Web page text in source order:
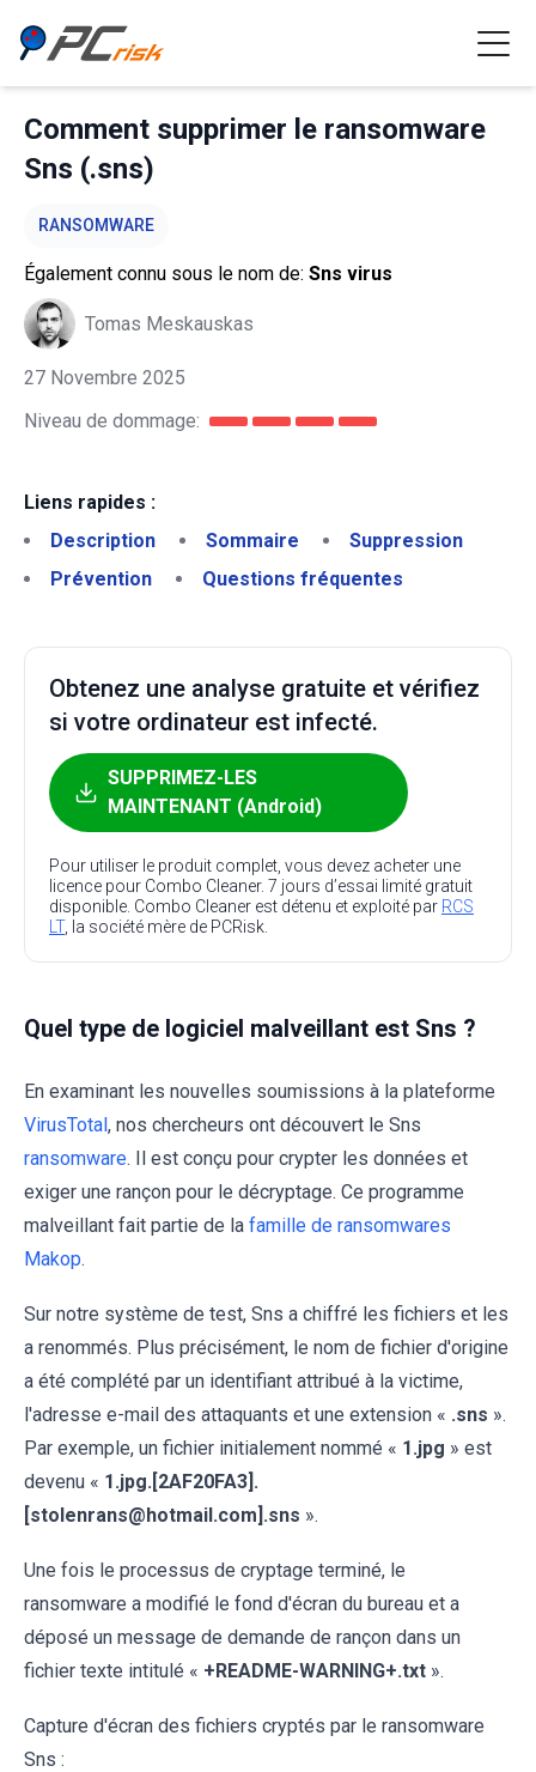
Comment supprimer le ransomware
Sns (.sns)
RANSOMWARE
Également connu sous le nom de: Sns virus
Tomas Meskauskas
27 Novembre 2025
Niveau de dommage:
Liens rapides :
Description
Sommaire
Suppression
Prévention
Questions fréquentes
Obtenez une analyse gratuite et vérifiez
si votre ordinateur est infecté.
SUPPRIMEZ-LES
MAINTENANT (Android)
Pour utiliser le produit complet, vous devez acheter une
licence pour Combo Cleaner. 7 jours d’essai limité gratuit
disponible. Combo Cleaner est détenu et exploité par RCS
LT, la société mère de PCRisk.
Quel type de logiciel malveillant est Sns ?
En examinant les nouvelles soumissions à la plateforme
VirusTotal, nos chercheurs ont découvert le Sns
ransomware. Il est conçu pour crypter les données et
exiger une rançon pour le décryptage. Ce programme
malveillant fait partie de la famille de ransomwares
Makop.
Sur notre système de test, Sns a chiffré les fichiers et les
a renommés. Plus précisément, le nom de fichier d'origine
a été complété par un identifiant attribué à la victime,
l'adresse e-mail des attaquants et une extension « .sns ».
Par exemple, un fichier initialement nommé « 1.jpg » est
devenu « 1.jpg.[2AF20FA3].
[stolenrans@hotmail.com].sns ».
Une fois le processus de cryptage terminé, le
ransomware a modifié le fond d'écran du bureau et a
déposé un message de demande de rançon dans un
fichier texte intitulé « +README-WARNING+.txt ».
Capture d'écran des fichiers cryptés par le ransomware
Sns :